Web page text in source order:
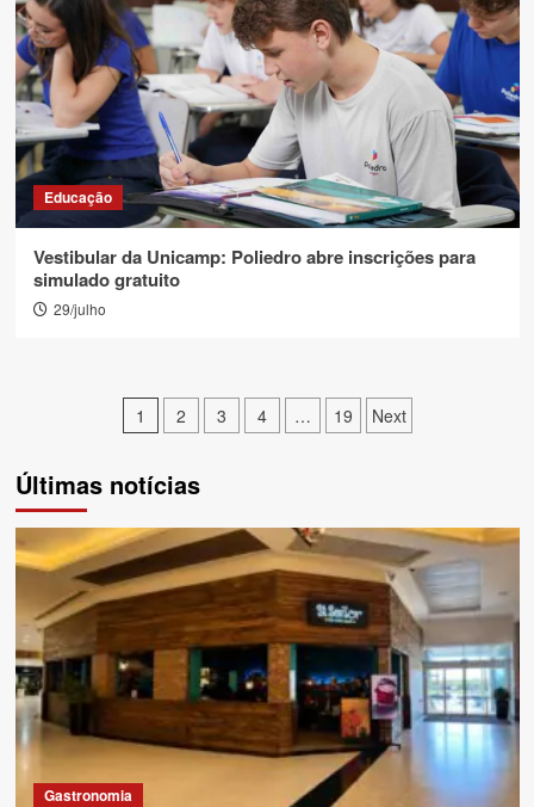
Educação
Vestibular da Unicamp: Poliedro abre inscrições para
simulado gratuito
29/julho
Paginação
de
1 2 3 4 … 19 Next
Últimas notícias
Gastronomia